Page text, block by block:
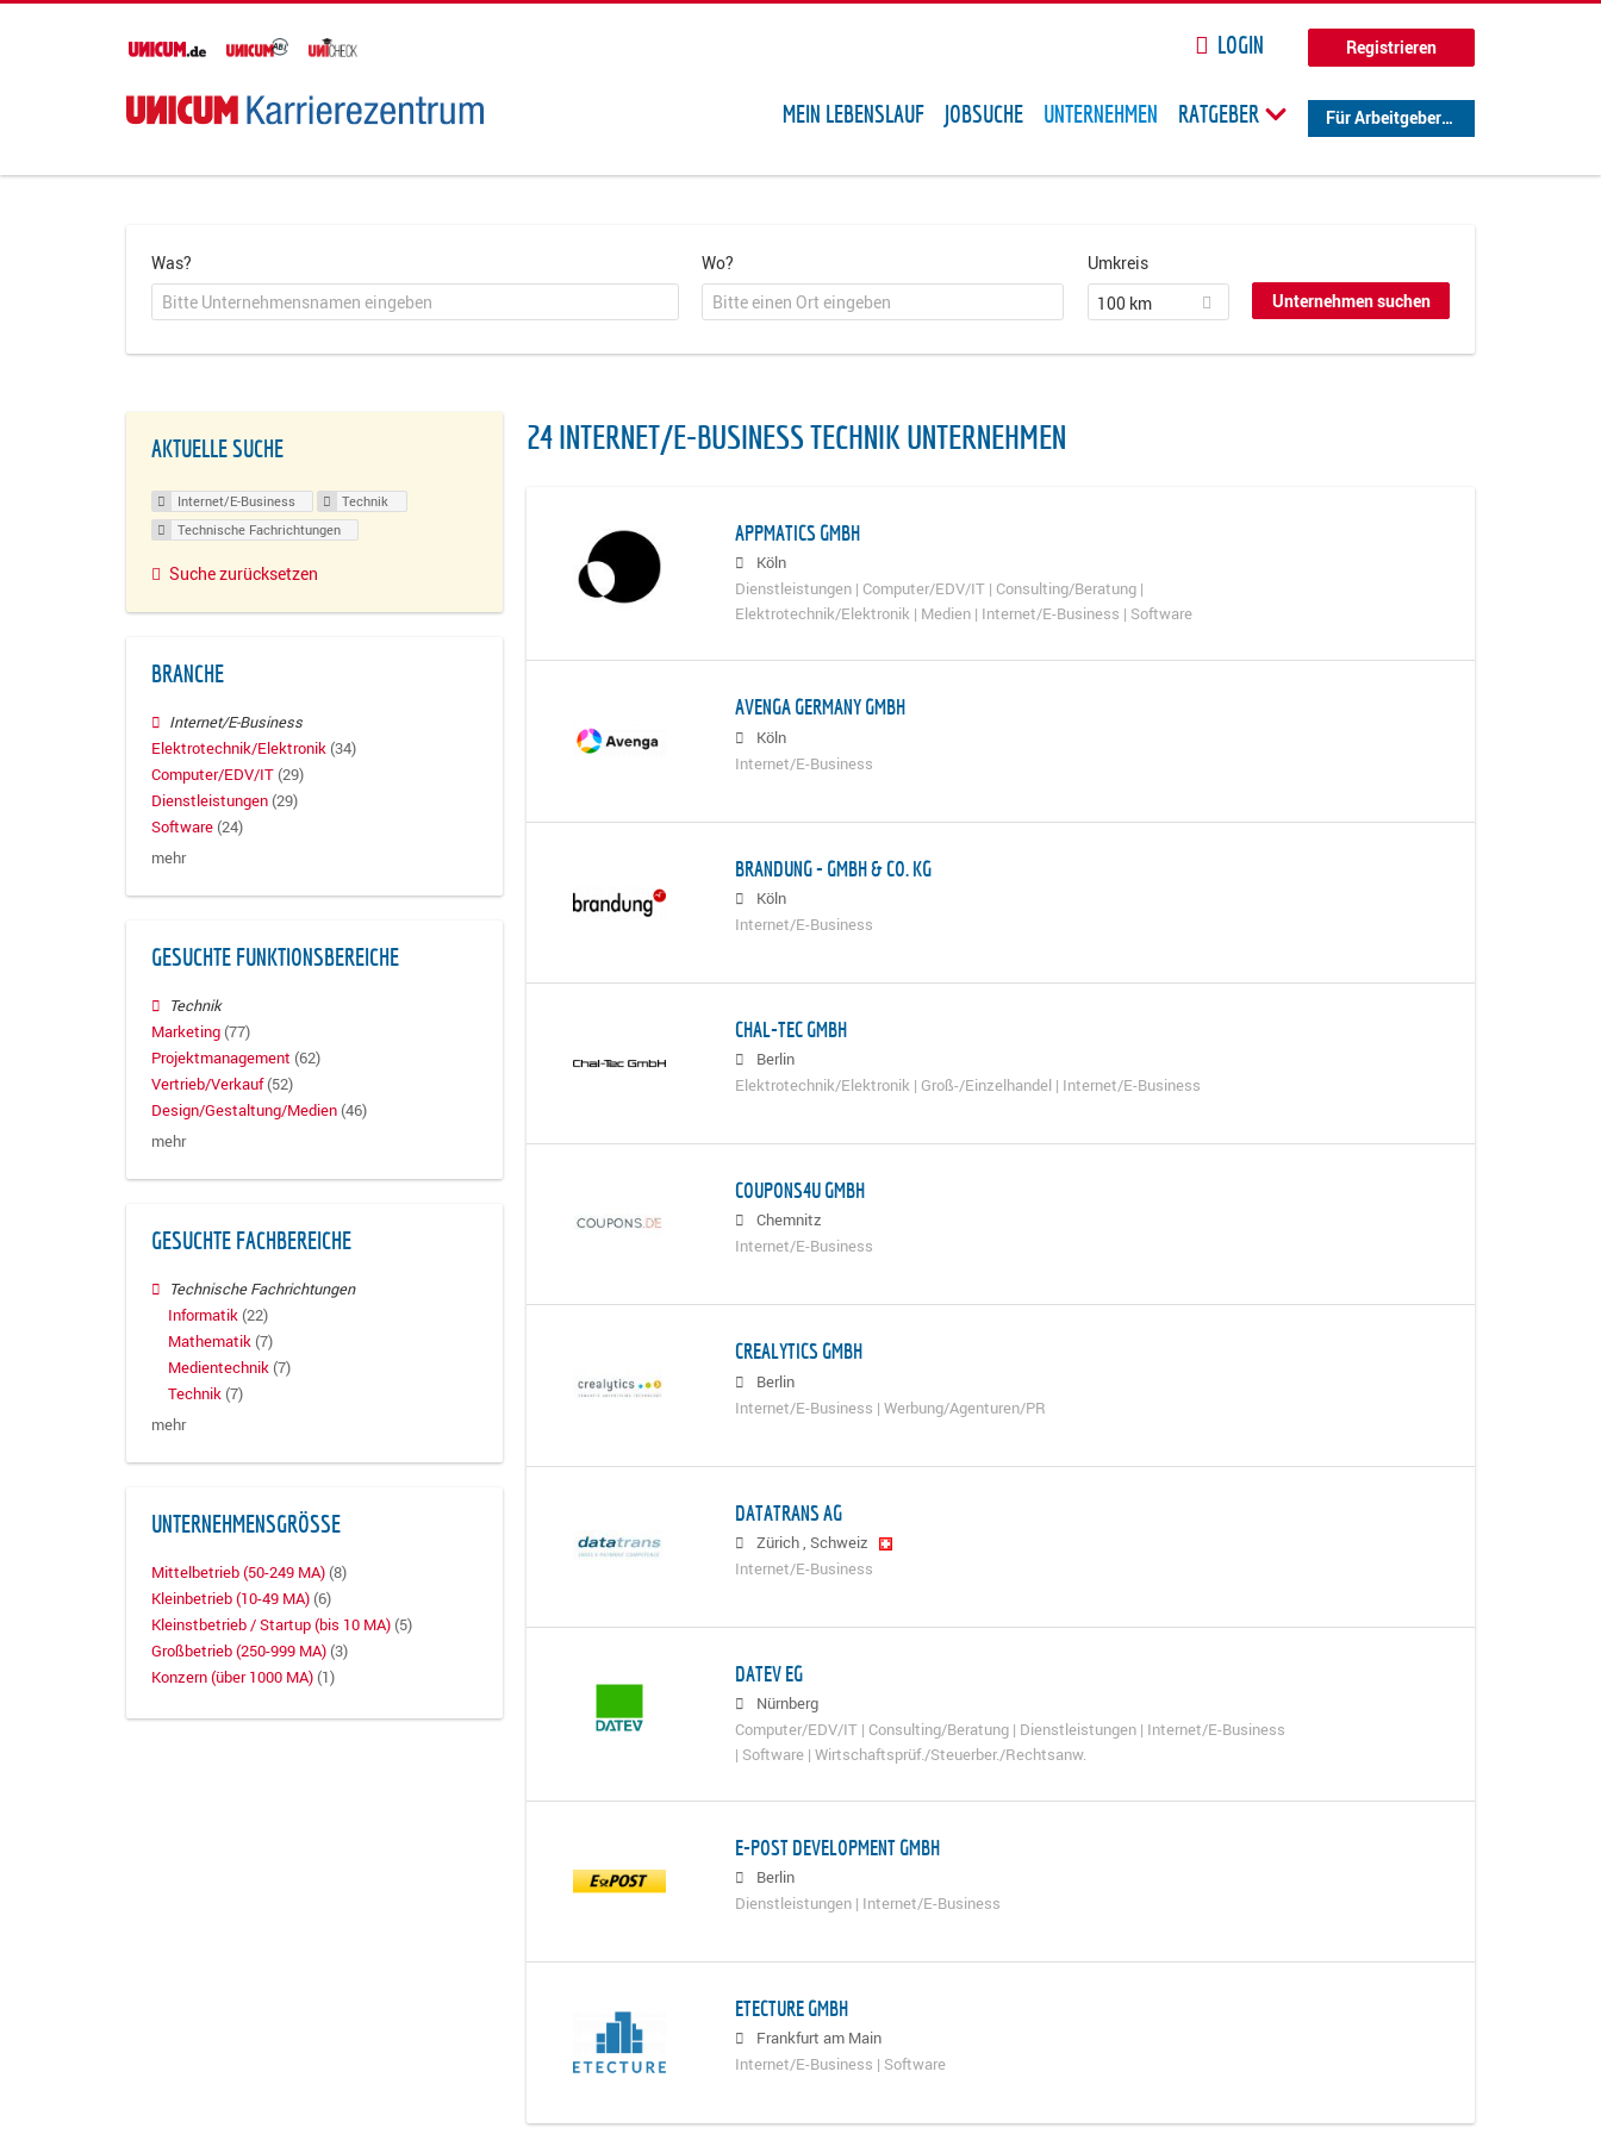
LOGIN Registrieren
MEIN LEBENSLAUF JOBSUCHE UNTERNEHMEN RATGEBER Für Arbeitgeber
Was? Wo?
Umkreis
100 km
24 INTERNET/E-BUSINESS TECHNIK UNTERNEHMEN
APPMATICS GMBH
Köln
Dienstleistungen | Computer/EDV/IT | Consulting/Beratung |
Elektrotechnik/Elektronik | Medien | Internet/E-Business | Software
AVENGA GERMANY GMBH
Köln
Internet/E-Business
BRANDUNG - GMBH & CO. KG
Köln
Internet/E-Business
CHAL-TEC GMBH
Berlin
Elektrotechnik/Elektronik | Groß-/Einzelhandel | Internet/E-Business
COUPONS4U GMBH
Chemnitz
Internet/E-Business
CREALYTICS GMBH
Berlin
Internet/E-Business | Werbung/Agenturen/PR
DATATRANS AG
Zürich, Schweiz
Internet/E-Business
DATEV EG
Nürnberg
Computer/EDV/IT | Consulting/Beratung | Dienstleistungen | Internet/E-Business
| Software | Wirtschaftsprüf./Steuerber./Rechtsanw.
E-POST DEVELOPMENT GMBH
Berlin
Dienstleistungen | Internet/E-Business
ETECTURE GMBH
Frankfurt am Main
Internet/E-Business | Software
AKTUELLE SUCHE
Internet/E-Business
Technik
Technische Fachrichtungen
Suche zurücksetzen
BRANCHE
Internet/E-Business
Elektrotechnik/Elektronik (34)
Computer/EDV/IT (29)
Dienstleistungen (29)
Software (24)
mehr
GESUCHTE FUNKTIONSBEREICHE
Technik
Marketing (77)
Projektmanagement (62)
Vertrieb/Verkauf (52)
Design/Gestaltung/Medien (46)
mehr
GESUCHTE FACHBEREICHE
Technische Fachrichtungen
Informatik (22)
Mathematik (7)
Medientechnik (7)
Technik (7)
mehr
UNTERNEHMENSGRÖSSE
Mittelbetrieb (50-249 MA) (8)
Kleinbetrieb (10-49 MA) (6)
Kleinstbetrieb / Startup (bis 10 MA) (5)
Großbetrieb (250-999 MA) (3)
Konzern (über 1000 MA) (1)